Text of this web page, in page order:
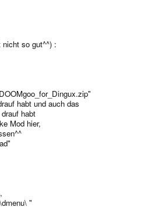
nicht so gut^^) :
habt und auch das
habt
Mod hier,
"